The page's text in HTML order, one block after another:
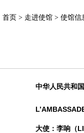
首页 > 走进使馆 > 使馆信
中华人民共和
大使：李响（